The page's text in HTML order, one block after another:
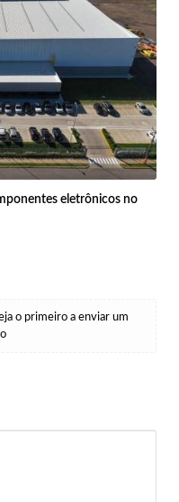
eletrônicos no
o primeiro a enviar um